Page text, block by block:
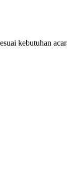
kebutuhan